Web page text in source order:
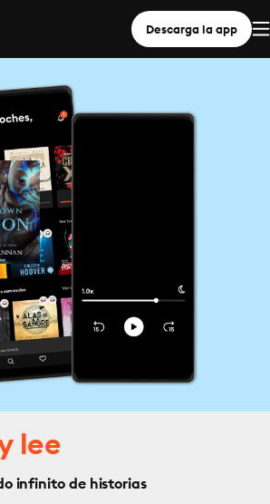
Descarga la app
lee
infinito de historias